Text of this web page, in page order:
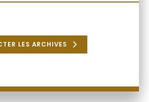
LES ARCHIVES